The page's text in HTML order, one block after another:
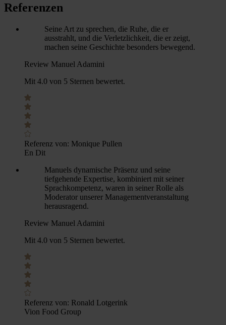
Referenzen
Seine Art zu sprechen, die Ruhe, die er
ausstrahlt, und die Verletzlichkeit, die er zeigt,
machen seine Geschichte besonders bewegend.
Review Manuel Adamini
Mit 4.0 von 5 Sternen bewertet.
Referenz von: Monique Pullen
En Dit
Manuels dynamische Präsenz und seine
tiefgehende Expertise, kombiniert mit seiner
Sprachkompetenz, waren in seiner Rolle als
Moderator unserer Managementveranstaltung
herausragend.
Review Manuel Adamini
Mit 4.0 von 5 Sternen bewertet.
Referenz von: Ronald Lotgerink
Vion Food Group